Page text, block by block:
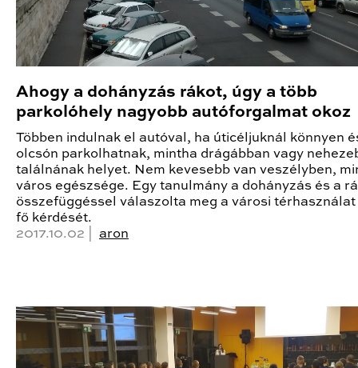
Ahogy a dohányzás rákot, úgy a több
parkolóhely nagyobb autóforgalmat okoz
Többen indulnak el autóval, ha úticéljuknál könnyen
olcsón parkolhatnak, mintha drágábban vagy
találnának helyet. Nem kevesebb van veszélyben,
város egészsége. Egy tanulmány a dohányzás és a
összefüggéssel válaszolta meg a városi térhasználat
fő kérdését.
2017.10.02 | aron